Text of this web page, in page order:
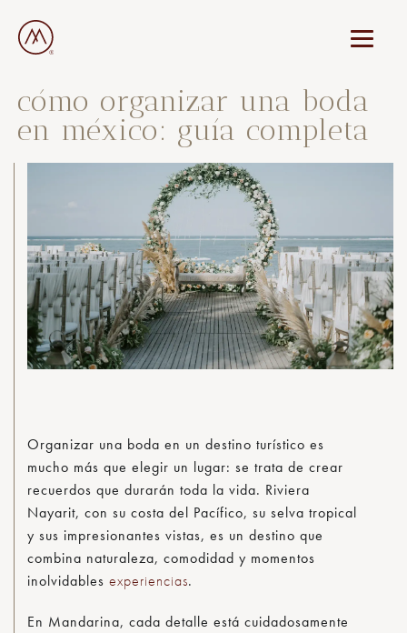
cómo organizar una boda
en méxico: guía completa
Organizar una boda en un destino turístico es
mucho más que elegir un lugar: se trata de crear
recuerdos que durarán toda la vida. Riviera
Nayarit, con su costa del Pacífico, su selva tropical
y sus impresionantes vistas, es un destino que
combina naturaleza, comodidad y momentos
inolvidables experiencias.
En Mandarina, cada detalle está cuidadosamente